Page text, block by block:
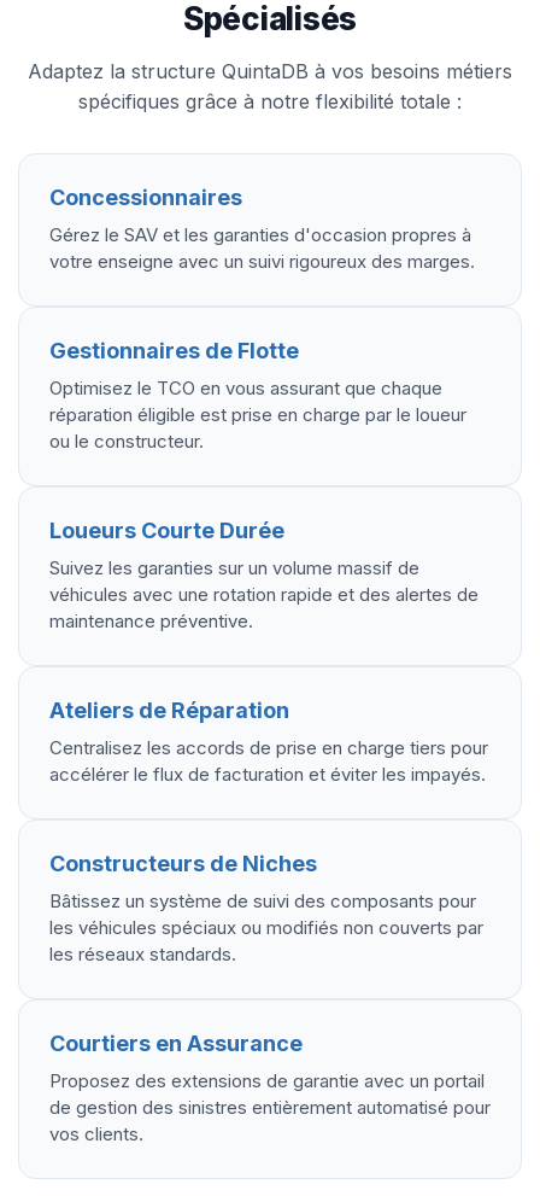
Spécialisés
Adaptez la structure QuintaDB à vos besoins métiers
spécifiques grâce à notre flexibilité totale :
Concessionnaires
Gérez le SAV et les garanties d'occasion propres à
votre enseigne avec un suivi rigoureux des marges.
Gestionnaires de Flotte
Optimisez le TCO en vous assurant que chaque
réparation éligible est prise en charge par le loueur
ou le constructeur.
Loueurs Courte Durée
Suivez les garanties sur un volume massif de
véhicules avec une rotation rapide et des alertes de
maintenance préventive.
Ateliers de Réparation
Centralisez les accords de prise en charge tiers pour
accélérer le flux de facturation et éviter les impayés.
Constructeurs de Niches
Bâtissez un système de suivi des composants pour
les véhicules spéciaux ou modifiés non couverts par
les réseaux standards.
Courtiers en Assurance
Proposez des extensions de garantie avec un portail
de gestion des sinistres entièrement automatisé pour
vos clients.